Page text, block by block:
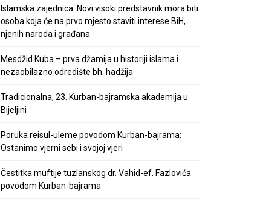
Islamska zajednica: Novi visoki predstavnik mora biti
osoba koja će na prvo mjesto staviti interese BiH,
njenih naroda i građana
Mesdžid Kuba – prva džamija u historiji islama i
nezaobilazno odredište bh. hadžija
Tradicionalna, 23. Kurban-bajramska akademija u
Bijeljini
Poruka reisul-uleme povodom Kurban-bajrama:
Ostanimo vjerni sebi i svojoj vjeri
Čestitka muftije tuzlanskog dr. Vahid-ef. Fazlovića
povodom Kurban-bajrama